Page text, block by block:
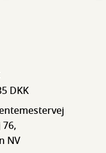
DKK
NV